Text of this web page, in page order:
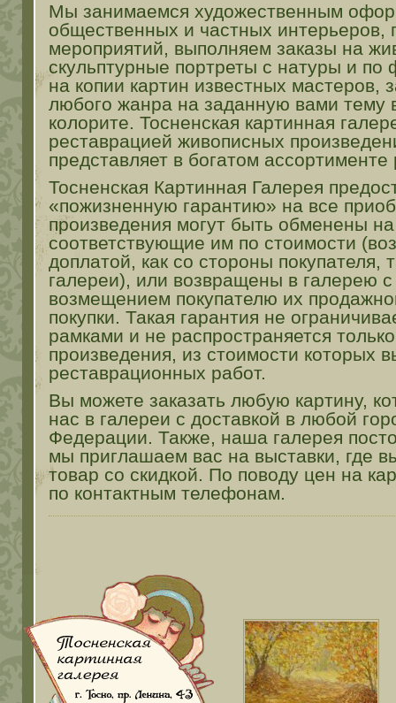
Мы занимаемся художественным
общественных и частных интерьеров,
мероприятий, выполняем заказы на
скульптурные портреты с натуры и по
на копии картин известных мастеров,
любого жанра на заданную вами тему
колорите. Тосненская картинная
реставрацией живописных
представляет в богатом
Тосненская Картинная Галерея
«пожизненную гарантию» на все
произведения могут быть обменены
соответствующие им по стоимости
доплатой, как со стороны покупателя,
галереи), или возвращены в галерею
возмещением покупателю их
покупки. Такая гарантия не
рамками и не распространяется
произведения, из стоимости которых
реставрационных работ.
Вы можете заказать любую картину,
нас в галереи с доставкой в любой
Федерации. Также, наша галерея
мы приглашаем вас на выставки, где
товар со скидкой. По поводу цен на
по контактным телефонам.